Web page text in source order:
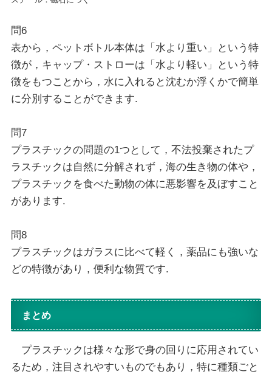
問6
表から，ペットボトル本体は「水より重い」という特
徴が，キャップ・ストローは「水より軽い」という特
徴をもつことから，水に入れると沈むか浮くかで簡単
に分別することができます.
問7
プラスチックの問題の1つとして，不法投棄されたプ
ラスチックは自然に分解されず，海の生き物の体や，
プラスチックを食べた動物の体に悪影響を及ぼすこと
があります.
問8
プラスチックはガラスに比べて軽く，薬品にも強いな
どの特徴があり，便利な物質です.
まとめ
プラスチックは様々な形で身の回りに応用されてい
るため，注目されやすいものでもあり，特に種類ごと